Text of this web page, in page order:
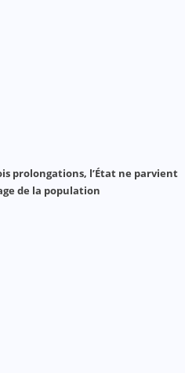
prolongations, l’État ne parvient
de la population